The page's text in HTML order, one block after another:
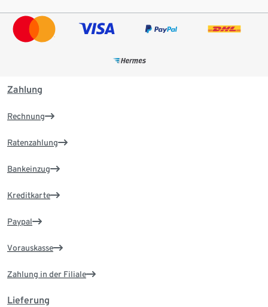
Zahlung
Rechnung
Ratenzahlung
Bankeinzug
Kreditkarte
Paypal
Vorauskasse
Zahlung in der Filiale
Lieferung